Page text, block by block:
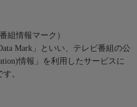
組情報マーク）
Mark」といい、テレビ番組の公
情報」を利用したサービスに
。